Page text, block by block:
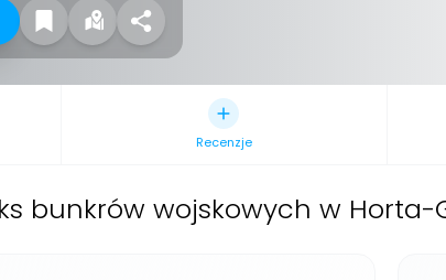
Recenzje
bunkrów wojskowych w Horta-